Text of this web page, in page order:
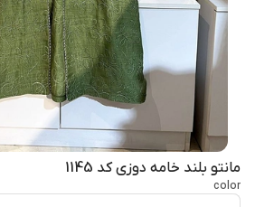
مانتو بلند خامه دوزی کد 1145
color